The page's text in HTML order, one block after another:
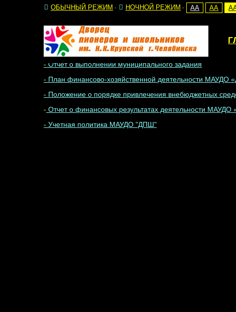
ОБЫЧНЫЙ РЕЖИМ НОЧНОЙ РЕЖИМ AA AA
Финансово-хозяйственная
- Муниципальное задание МАУДО "ДПШ"
- Отчет о выполнении муниципального задания
- План финансово-хозяйственной деятельности МАУДО
- Положение о порядке привлечения внебюджетных
- Отчет о финансовых результатах деятельности
- Учетная политика МАУДО "ДПШ"